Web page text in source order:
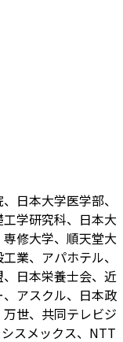
日本大学医学部、
学研究科、日本大
修大学、順天堂大
業、アパホテル、
日本栄養士会、近
アスクル、日本政
世、共同テレビジ
スメックス、NTT